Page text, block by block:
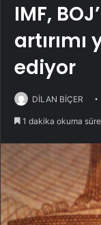
IMF,
artırımı
ediyor
DİLAN BİÇER
1 dakika okuma